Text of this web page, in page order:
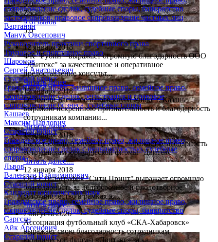
сопровождение сделок, судебные споры, банкротство
застройщиков, правовое сопровождение частных лиц
Вартанян
Манук Овсепович
Руководитель практики спортивного права
Трудовое и спортивное право
Шаронов
Сергей Анатольевич
Старший юрист
Гражданское право, жилищное право, семейное право,
сопровождение сделок, регистрация и правовое
сопровождение бизнеса, судебные споры
Кашаев
Максим Павлович
Старший юрист
Гражданское право, семейное право, жилищное право,
сопровождение сделок с недвижимостью, судебные
споры
Львов
Валентин Владимирович
Старший юрист
Кандидат юридических наук
Гражданское право, семейное право, жилищное право,
сопровождение сделок, судебные споры, банкротство
Саргсян
Айк Арсенович
Старший юрист
5.0
Zoon
9 отзывов
5.0
12 января 2018
ФК "Рубин" выражает огромную благодарность ООО
"Двитекс" за качественное и оперативное
предоставление консульт...
Читать далее....
12 января 2018
От имени Баскетбольного клуба Уникс г. Казань
выражаю искреннюю признательность и благодарность
сотрудникам компании...
Читать далее....
12 января 2018
Баскетбольный клуб "ЦСКА" выражает благодарность
сотрудникам юридической фирмы "Двитекс"
Читать далее....
12 января 2018
ООО Типография "Сити Принт" выражает огромную
благодарность за долгосрочное и плодотворное
сотрудничество в рамках ю...
Читать далее....
7 августа 2026
Ассоциация футбольный клуб «СКА-Хабаровск»
выражает свою благодарность сотрудникам
юридической фирмы «Двитекс» за кв...